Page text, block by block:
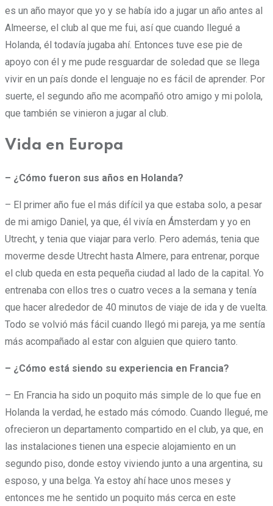
es un año mayor que yo y se había ido a jugar un año antes al
Almeerse, el club al que me fui, así que cuando llegué a
Holanda, él todavía jugaba ahí. Entonces tuve ese pie de
apoyo con él y me pude resguardar de soledad que se llega
vivir en un país donde el lenguaje no es fácil de aprender. Por
suerte, el segundo año me acompañó otro amigo y mi polola,
que también se vinieron a jugar al club.
Vida en Europa
– ¿Cómo fueron sus años en Holanda?
– El primer año fue el más difícil ya que estaba solo, a pesar
de mi amigo Daniel, ya que, él vivía en Ámsterdam y yo en
Utrecht, y tenia que viajar para verlo. Pero además, tenia que
moverme desde Utrecht hasta Almere, para entrenar, porque
el club queda en esta pequeña ciudad al lado de la capital. Yo
entrenaba con ellos tres o cuatro veces a la semana y tenía
que hacer alrededor de 40 minutos de viaje de ida y de vuelta.
Todo se volvió más fácil cuando llegó mi pareja, ya me sentía
más acompañado al estar con alguien que quiero tanto.
– ¿Cómo está siendo su experiencia en Francia?
– En Francia ha sido un poquito más simple de lo que fue en
Holanda la verdad, he estado más cómodo. Cuando llegué, me
ofrecieron un departamento compartido en el club, ya que, en
las instalaciones tienen una especie alojamiento en un
segundo piso, donde estoy viviendo junto a una argentina, su
esposo, y una belga. Ya estoy ahí hace unos meses y
entonces me he sentido un poquito más cerca en este